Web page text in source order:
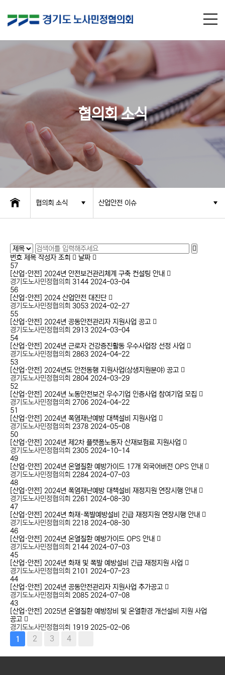
협의회 소식
협의회 소식
사업소개
협의회 소식
산업안전 이슈
산업안전 이슈
번호 제목 작성자 조회
날짜
57
[산업·안전] 2024년 안전보건관리체계 구축 컨설팅 안내
경기도노사민정협의회 3144 2024-03-04
56
[산업·안전] 2024 산업안전 대진단
경기도노사민정협의회 3053 2024-02-27
55
[산업·안전] 2024년 공동안전관리자 지원사업 공고
경기도노사민정협의회 2913 2024-03-04
54
[산업·안전] 2024년 근로자 건강증진활동 우수사업장 선정 사업
경기도노사민정협의회 2863 2024-04-22
53
[산업·안전] 2024년도 안전동행 지원사업(상생지원분야) 공고
경기도노사민정협의회 2804 2024-03-29
52
[산업·안전] 2024년 노동안전보건 우수기업 인증사업 참여기업 모집
경기도노사민정협의회 2706 2024-04-22
51
[산업·안전] 2024년 폭염재난예방 대책설비 지원사업
경기도노사민정협의회 2378 2024-05-08
50
[산업·안전] 2024년 제2차 플랫폼노동자 산재보험료 지원사업
경기도노사민정협의회 2305 2024-10-14
49
[산업·안전] 2024년 온열질환 예방가이드 17개 외국어버전 OPS 안내
경기도노사민정협의회 2284 2024-07-03
48
[산업·안전] 2024년 폭염재난예방 대책설비 재정지원 연장시행 안내
경기도노사민정협의회 2261 2024-08-30
47
[산업·안전] 2024년 화재·폭발예방설비 긴급 재정지원 연장시행 안내
경기도노사민정협의회 2218 2024-08-30
46
[산업·안전] 2024년 온열질환 예방가이드 OPS 안내
경기도노사민정협의회 2144 2024-07-03
45
[산업·안전] 2024년 화재 및 폭발 예방설비 긴급 재정지원 사업
경기도노사민정협의회 2101 2024-07-23
44
[산업·안전] 2024년 공동안전관리자 지원사업 추가공고
경기도노사민정협의회 2085 2024-07-08
43
[산업·안전] 2025년 온열질환 예방장비 및 온열환경 개선설비 지원 사업
공고
경기도노사민정협의회 1919 2025-02-06
1
2 3 4